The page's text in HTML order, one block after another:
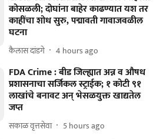
कोसळली; दोघांना बाहेर काढण्यात यश तर
काहींचा शोध सुरु, पद्मावती गावाजवळील
घटना
कैलास दांडगे 4 hours ago
FDA Crime : बीड जिल्ह्यात अन्न व औषध
प्रशासनाचा सर्जिकल स्ट्राईक; १ कोटी ९१
लाखांचे बनावट अन् भेसळयुक्त खाद्यतेल
जप्त
सकाळ वृत्तसेवा 5 hours ago